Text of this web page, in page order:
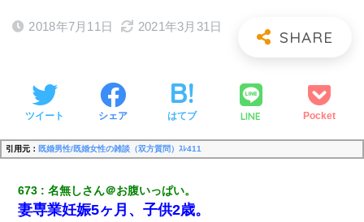
2018年7月11日 2021年3月31日
ツイート シェア はてブ LINE Pocket
引用元： 既婚男性/既婚女性の雑談（双方質問）ｽﾚ411
673 名無しさん＠お腹いっぱい。
妻専業妊娠5ヶ月、子供2歳。